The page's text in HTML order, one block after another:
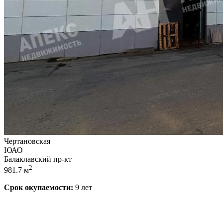
Чертановская
ЮАО
Балаклавский пр-кт
981.7 м2
Срок окупаемости: 9 лет